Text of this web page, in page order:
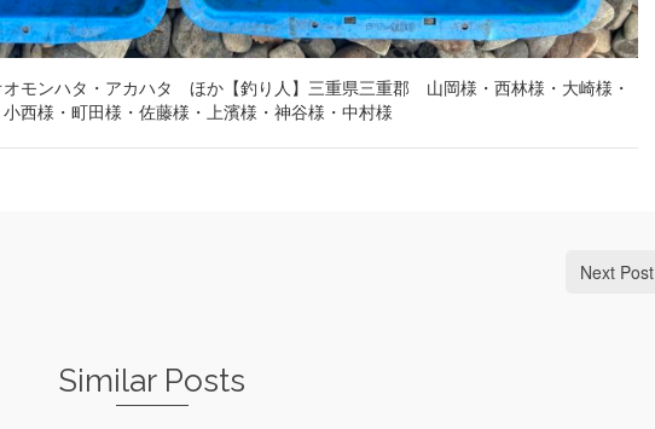
オモンハタ・アカハタ ほか【釣り人】三重県三重郡 山岡様・西林様・大崎様・
西様・町田様・佐藤様・上濱様・神谷様・中村様
Next Post
Similar Posts